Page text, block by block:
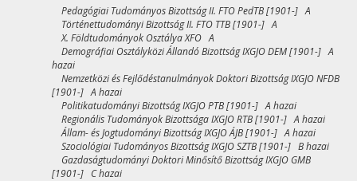
Pedagógiai Tudományos Bizottság II. FTO PedTB [1901-] A
Történettudományi Bizottság II. FTO TTB [1901-] A
X. Földtudományok Osztálya XFO A
Demográfiai Osztályközi Állandó Bizottság IXGJO DEM [1901-] A
hazai
Nemzetközi és Fejlődéstanulmányok Doktori Bizottság IXGJO NFDB
[1901-] A hazai
Politikatudományi Bizottság IXGJO PTB [1901-] A hazai
Regionális Tudományok Bizottsága IXGJO RTB [1901-] A hazai
Állam- és Jogtudományi Bizottság IXGJO ÁJB [1901-] A hazai
Szociológiai Tudományos Bizottság IXGJO SZTB [1901-] B hazai
Gazdaságtudományi Doktori Minősítő Bizottság IXGJO GMB
[1901-] C hazai